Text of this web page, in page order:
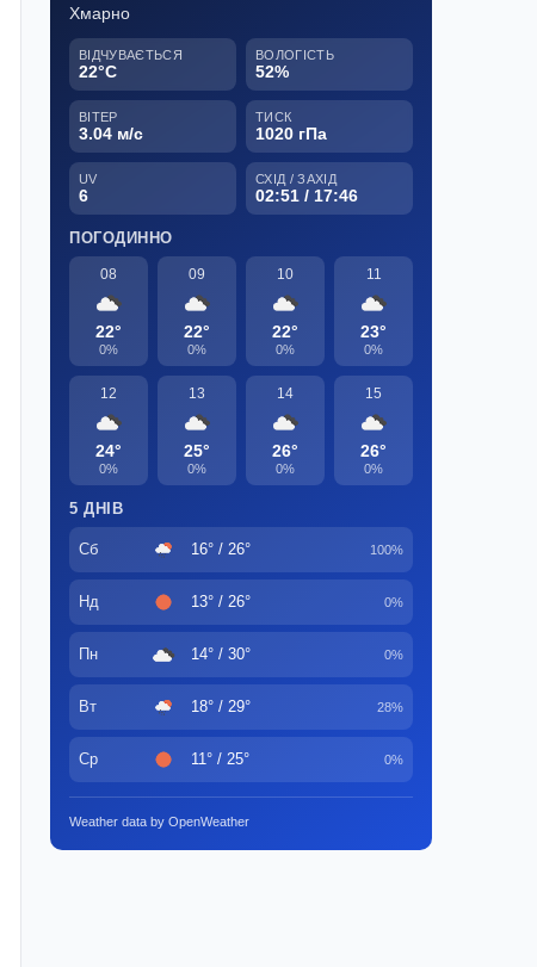
Хмарно
ВІДЧУВАЄТЬСЯ
22°C
ВОЛОГІСТЬ
52%
ВІТЕР
3.04 м/с
ТИСК
1020 гПа
UV
6
СХІД / ЗАХІД
02:51 / 17:46
ПОГОДИННО
08
22°
0%
09
22°
0%
10
22°
0%
11
23°
0%
12
24°
0%
13
25°
0%
14
26°
0%
15
26°
0%
5 ДНІВ
Сб 16° / 26° 100%
Нд 13° / 26° 0%
Пн 14° / 30° 0%
Вт 18° / 29° 28%
Ср 11° / 25° 0%
Weather data by OpenWeather